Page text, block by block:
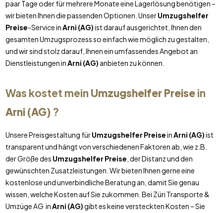
paar Tage oder für mehrere Monate eine Lagerlösung benötigen –
wir bieten Ihnen die passenden Optionen. UnserUmzugshelfer
Preise-Service inArni (AG)ist darauf ausgerichtet, Ihnen den
gesamten Umzugsprozess so einfach wie möglich zu gestalten,
und wir sind stolz darauf, Ihnen ein umfassendes Angebot an
Dienstleistungen inArni (AG) anbieten zu können.
Was kostet mein Umzugshelfer Preisein
Arni (AG) ?
Unsere Preisgestaltung fürUmzugshelfer PreiseinArni (AG)ist
transparent und hängt von verschiedenen Faktoren ab, wie z.B.
der Größe des Umzugshelfer Preise , der Distanz und den
gewünschten Zusatzleistungen. Wir bieten Ihnen gerne eine
kostenlose und unverbindliche Beratung an, damit Sie genau
wissen, welche Kosten auf Sie zukommen. Bei Züri Transporte &
Umzüge AG inArni (AG)gibt es keine versteckten Kosten – Sie